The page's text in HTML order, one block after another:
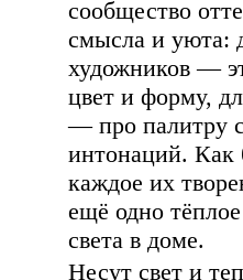
сообщество
смысла и уюта:
художников —
цвет и форму,
— про палитру
интонаций. Как
каждое их
ещё одно
света в доме.
Несут свет и